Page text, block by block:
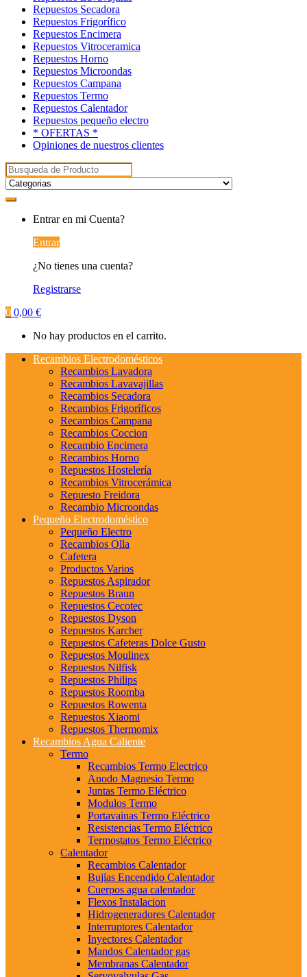
Repuestos Secadora
Repuestos Frigorífico
Repuestos Encimera
Repuestos Vitroceramica
Repuestos Horno
Repuestos Microondas
Repuestos Campana
Repuestos Termo
Repuestos Calentador
Repuestos pequeño electro
* OFERTAS *
Opiniones de nuestros clientes
Buscar:
Entrar en mi Cuenta?
Entrar
¿No tienes una cuenta?
Registrarse
0 0,00 €
No hay productos en el carrito.
Recambios Electrodomésticos
Recambios Lavadora
Recambios Lavavajillas
Recambios Secadora
Recambios Frigoríficos
Recambios Campana
Recambios Coccion
Recambio Encimera
Recambios Horno
Repuestos Hostelería
Recambios Vitrocerámica
Repuesto Freidora
Recambio Microondas
Pequeño Electrodoméstico
Pequeño Electro
Recambios Olla
Cafetera
Productos Varios
Repuestos Aspirador
Repuestos Braun
Repuestos Cecotec
Repuestos Dyson
Repuestos Karcher
Repuestos Cafeteras Dolce Gusto
Repuestos Moulinex
Repuestos Nilfisk
Repuestos Philips
Repuestos Roomba
Repuestos Rowenta
Repuestos Xiaomi
Repuestos Thermomix
Recambios Agua Caliente
Termo
Recambios Termo Electrico
Anodo Magnesio Termo
Juntas Termo Eléctrico
Modulos Termo
Portavainas Termo Eléctrico
Resistencias Termo Eléctrico
Termostatos Termo Eléctrico
Calentador
Recambios Calentador
Bujías Encendido Calentador
Cuerpos agua calentador
Flexos Instalacion
Hidrogeneradores Calentador
Interruptores Calentador
Inyectores Calentador
Mandos Calentador gas
Membranas Calentador